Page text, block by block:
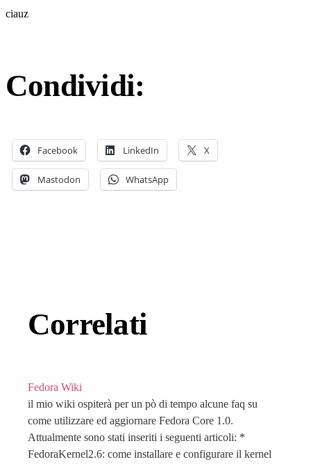
ciauz
Condividi:
Facebook LinkedIn X
Mastodon WhatsApp
Correlati
Fedora Wiki
il mio wiki ospiterà per un pò di tempo alcune faq su
come utilizzare ed aggiornare Fedora Core 1.0.
Attualmente sono stati inseriti i seguenti articoli: *
FedoraKernel2.6: come installare e configurare il kernel